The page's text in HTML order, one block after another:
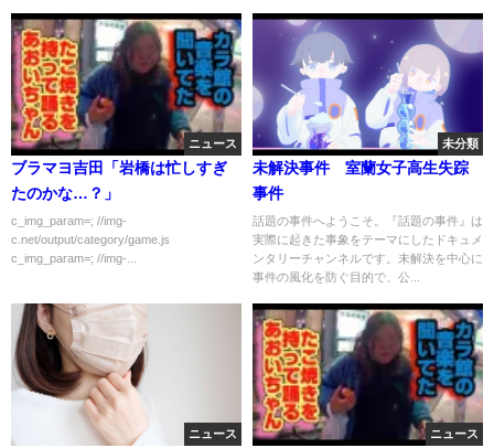
ニュース
ブラマヨ吉田「岩橋は忙しすぎ
たのかな…？」
c_img_param=; //img-
c.net/output/category/game.js
c_img_param=; //img-...
未分類
未解決事件 室蘭女子高生失踪
事件
話題の事件へようこそ。『話題の事件』は
実際に起きた事象をテーマにしたドキュメ
ンタリーチャンネルです。未解決を中心に
事件の風化を防ぐ目的で、公...
ニュース ニュース